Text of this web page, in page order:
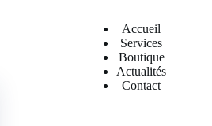
Accueil
Services
Boutique
Actualités
Contact